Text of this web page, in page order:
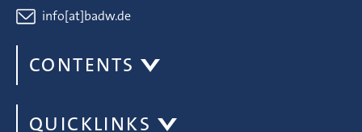
info[at]badw.de
CONTENTS
QUICKLINKS